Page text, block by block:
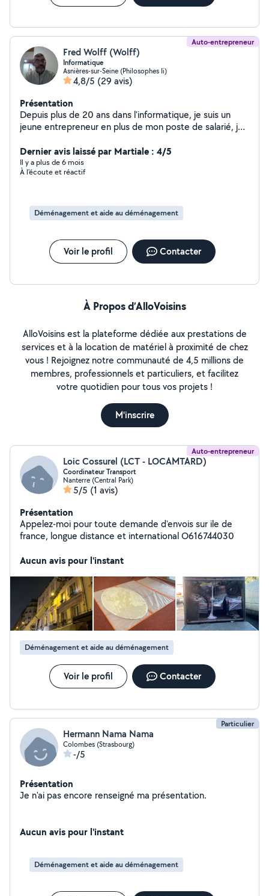
Auto-entrepreneur
Fred Wolff (Wolff)
Informatique
Asnières-sur-Seine (Philosophes Ii)
4,8/5 (29 avis)
Présentation
Depuis plus de 20 ans dans l'informatique, je suis un
jeune entrepreneur en plus de mon poste de salarié, je
expérience. Mes domaines d'interventions sont :
Installation de votre matériel informatique (PC, Mac,
Périphérique), dépannage...
Dernier avis laissé par Martiale : 4/5
Il y a plus de 6 mois
À l'écoute et réactif
Déménagement et aide au déménagement
Voir le profil Contacter
À Propos d’AlloVoisins
AlloVoisins est la plateforme dédiée aux prestations de
services et à la location de matériel à proximité de chez
vous ! Rejoignez notre communauté de 4,5 millions de
membres, professionnels et particuliers, et facilitez
votre quotidien pour tous vos projets !
M'inscrire
Auto-entrepreneur
Loic Cossurel (LCT - LOCAMTARD)
Coordinateur Transport
Nanterre (Central Park)
5/5 (1 avis)
Présentation
Appelez-moi pour toute demande d'envois sur ile de
france, longue distance et international O616744030
Aucun avis pour l'instant
Déménagement et aide au déménagement
Voir le profil Contacter
Particulier
Hermann Nama Nama
Colombes (Strasbourg)
-/5
Présentation
Je n'ai pas encore renseigné ma présentation.
Aucun avis pour l'instant
Déménagement et aide au déménagement